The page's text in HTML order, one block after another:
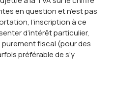
en question et n’est pas
l’inscription à ce
d’intérêt particulier,
purement fiscal (pour des
préférable de s’y